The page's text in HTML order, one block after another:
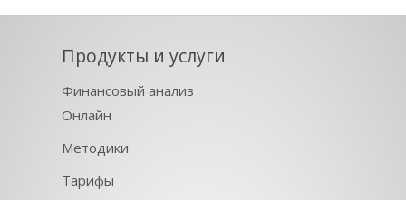
Продукты и услуги
Финансовый анализ
Онлайн
Методики
Тарифы